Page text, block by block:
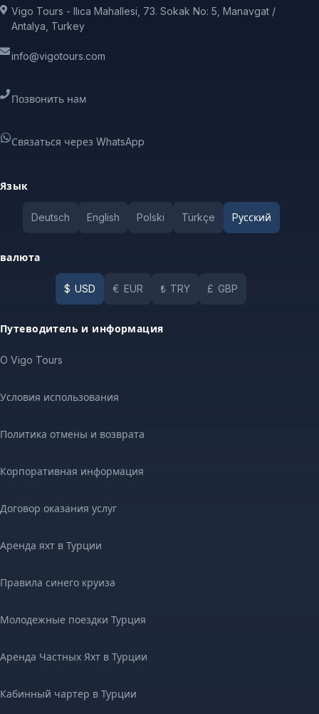
Vigo Tours - Ilıca Mahallesi, 73. Sokak No: 5, Manavgat /
Antalya, Turkey
info@vigotours.com
Позвонить нам
Связаться через WhatsApp
Язык
Deutsch English Polski Türkçe Pусский
валюта
$ USD € EUR ₺ TRY £ GBP
Путеводитель и информация
O Vigo Tours
Условия использования
Политика отмены и возврата
Корпоративная информация
Договор оказания услуг
Аренда яхт в Турции
Правила синего круиза
Молодежные поездки Турция
Аренда Частных Яхт в Турции
Кабинный чартер в Турции